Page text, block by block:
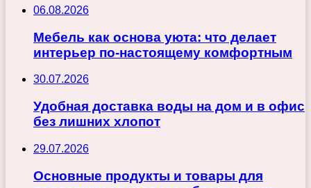
06.08.2026
Мебель как основа уюта: что делает
интерьер по-настоящему комфортным
30.07.2026
Удобная доставка воды на дом и в офис
без лишних хлопот
29.07.2026
Основные продукты и товары для